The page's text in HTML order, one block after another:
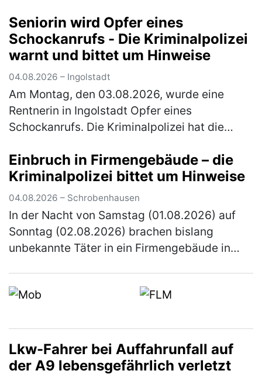
rechten Fahrstreifen. Dort …(mehr)
Seniorin wird Opfer eines
Schockanrufs - Die Kriminalpolizei
warnt und bittet um Hinweise
04.08.2026 – Ingolstadt
Am Montag, den 03.08.2026, wurde eine
Rentnerin in Ingolstadt Opfer eines
Schockanrufs. Die Kriminalpolizei hat die
Hinweise. Gegen 16.30 Uhr erhielt die über
80…(mehr)
Einbruch in Firmengebäude – die
Kriminalpolizei bittet um Hinweise
04.08.2026 – Schrobenhausen
In der Nacht von Samstag (01.08.2026) auf
Sonntag (02.08.2026) brachen bislang
unbekannte Täter in ein Firmengebäude in
(mehr)
Lkw-Fahrer bei Auffahrunfall auf
der A9 lebensgefährlich verletzt